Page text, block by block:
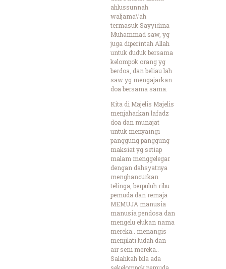
ahlussunnah
waljama\’ah
termasuk Sayyidina
Muhammad saw, yg
juga diperintah Allah
untuk duduk bersama
kelompok orang yg
berdoa, dan beliau lah
saw yg mengajarkan
doa bersama sama.
Kita di Majelis Majelis
menjaharkan lafadz
doa dan munajat
untuk menyaingi
panggung panggung
maksiat yg setiap
malam menggelegar
dengan dahsyatnya
menghancurkan
telinga, berpuluh ribu
pemuda dan remaja
MEMUJA manusia
manusia pendosa dan
mengelu elukan nama
mereka.. menangis
menjilati ludah dan
air seni mereka..
Salahkah bila ada
sekelompok pemuda